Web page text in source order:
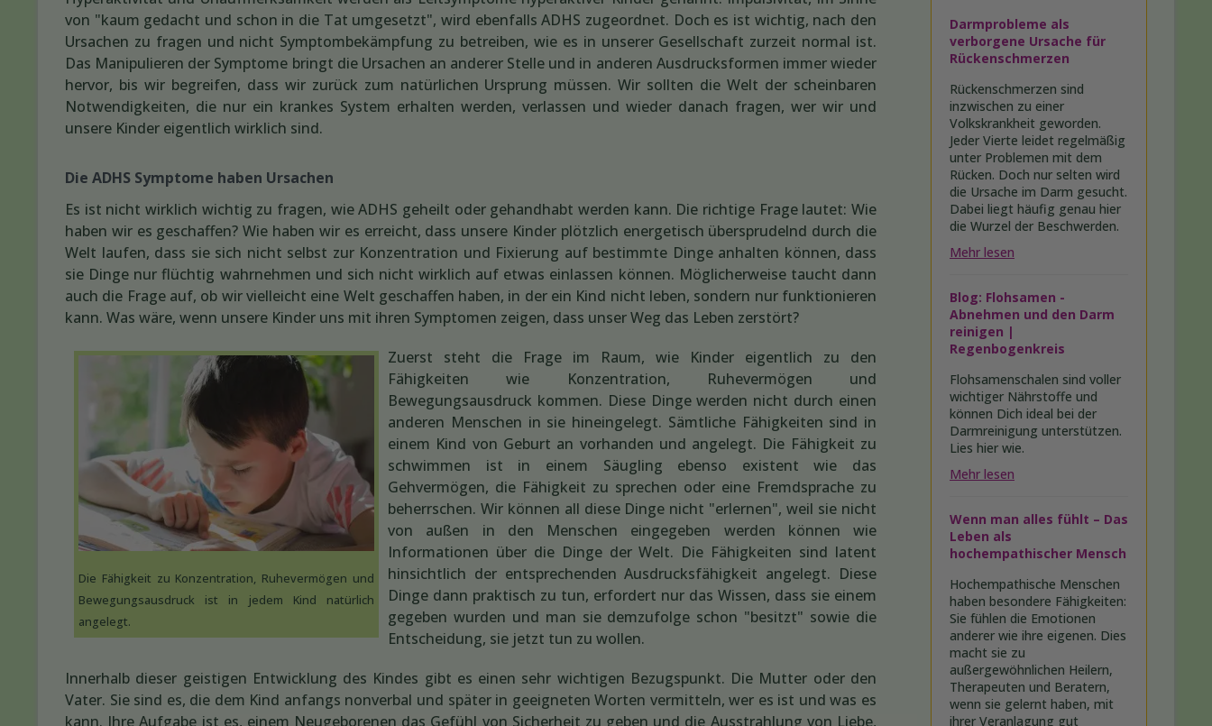
von "kaum gedacht und schon in die Tat umgesetzt", wird ebenfalls ADHS zugeordnet. Doch es ist wichtig, nach den
Ursachen zu fragen und nicht Symptombekämpfung zu betreiben, wie es in unserer Gesellschaft zurzeit normal ist.
Das Manipulieren der Symptome bringt die Ursachen an anderer Stelle und in anderen Ausdrucksformen immer wieder
hervor, bis wir begreifen, dass wir zurück zum natürlichen Ursprung müssen. Wir sollten die Welt der scheinbaren
Notwendigkeiten, die nur ein krankes System erhalten werden, verlassen und wieder danach fragen, wer wir und
unsere Kinder eigentlich wirklich sind.
Die ADHS Symptome haben Ursachen
Es ist nicht wirklich wichtig zu fragen, wie ADHS geheilt oder gehandhabt werden kann. Die richtige Frage lautet: Wie
haben wir es geschaffen? Wie haben wir es erreicht, dass unsere Kinder plötzlich energetisch übersprudelnd durch die
Welt laufen, dass sie sich nicht selbst zur Konzentration und Fixierung auf bestimmte Dinge anhalten können, dass
sie Dinge nur flüchtig wahrnehmen und sich nicht wirklich auf etwas einlassen können. Möglicherweise taucht dann
auch die Frage auf, ob wir vielleicht eine Welt geschaffen haben, in der ein Kind nicht leben, sondern nur funktionieren
kann. Was wäre, wenn unsere Kinder uns mit ihren Symptomen zeigen, dass unser Weg das Leben zerstört?
Die Fähigkeit zu Konzentration, Ruhevermögen und
Bewegungsausdruck ist in jedem Kind natürlich
angelegt.
Zuerst steht die Frage im Raum, wie Kinder eigentlich zu den
Fähigkeiten wie Konzentration, Ruhevermögen und
Bewegungsausdruck kommen. Diese Dinge werden nicht durch einen
anderen Menschen in sie hineingelegt. Sämtliche Fähigkeiten sind in
einem Kind von Geburt an vorhanden und angelegt. Die Fähigkeit zu
schwimmen ist in einem Säugling ebenso existent wie das
Gehvermögen, die Fähigkeit zu sprechen oder eine Fremdsprache zu
beherrschen. Wir können all diese Dinge nicht "erlernen", weil sie nicht
von außen in den Menschen eingegeben werden können wie
Informationen über die Dinge der Welt. Die Fähigkeiten sind latent
hinsichtlich der entsprechenden Ausdrucksfähigkeit angelegt. Diese
Dinge dann praktisch zu tun, erfordert nur das Wissen, dass sie einem
gegeben wurden und man sie demzufolge schon "besitzt" sowie die
Entscheidung, sie jetzt tun zu wollen.
Innerhalb dieser geistigen Entwicklung des Kindes gibt es einen sehr wichtigen Bezugspunkt. Die Mutter oder den
Vater. Sie sind es, die dem Kind anfangs nonverbal und später in geeigneten Worten vermitteln, wer es ist und was es
kann. Ihre Aufgabe ist es, einem Neugeborenen das Gefühl von Sicherheit zu geben und die Ausstrahlung von Liebe,
Darmprobleme als
verborgene Ursache für
Rückenschmerzen
Rückenschmerzen sind
inzwischen zu einer
Volkskrankheit geworden.
Jeder Vierte leidet regelmäßig
unter Problemen mit dem
Rücken. Doch nur selten wird
die Ursache im Darm gesucht.
Dabei liegt häufig genau hier
die Wurzel der Beschwerden.
Mehr lesen
Blog: Flohsamen -
Abnehmen und den Darm
reinigen |
Regenbogenkreis
Flohsamenschalen sind voller
wichtiger Nährstoffe und
können Dich ideal bei der
Darmreinigung unterstützen.
Lies hier wie.
Mehr lesen
Wenn man alles fühlt – Das
Leben als
hochempathischer Mensch
Hochempathische Menschen
haben besondere Fähigkeiten:
Sie fühlen die Emotionen
anderer wie ihre eigenen. Dies
macht sie zu
außergewöhnlichen Heilern,
Therapeuten und Beratern,
wenn sie gelernt haben, mit
ihrer Veranlagung gut